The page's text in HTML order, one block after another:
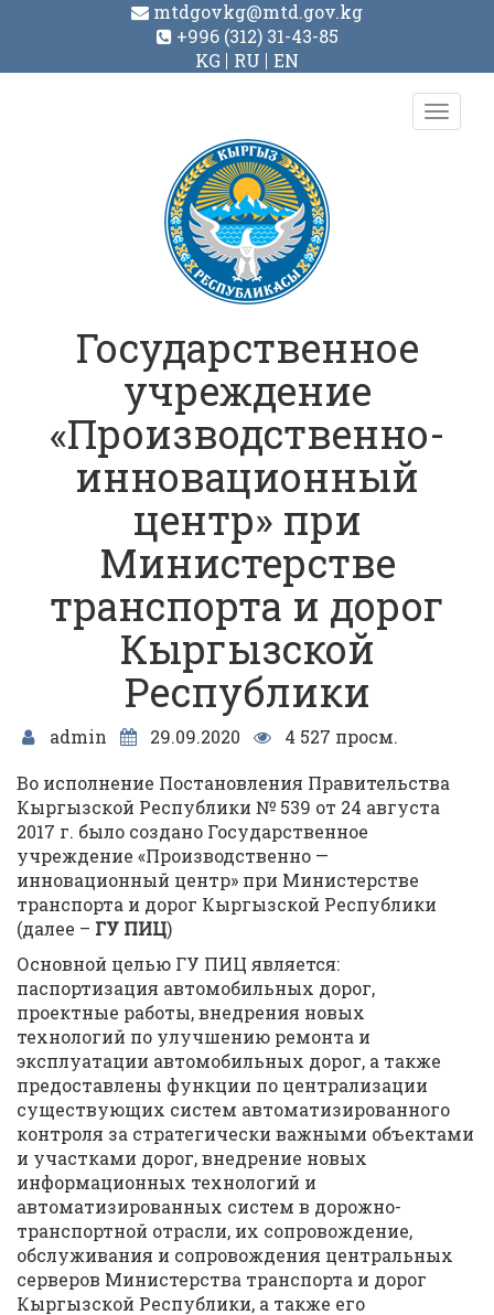
mtdgovkg@mtd.gov.kg
+996 (312) 31-43-85
KG
RU EN
Toggle
Государственное
учреждение
«Производственно-
инновационный
центр» при
Министерстве
транспорта и дорог
Кыргызской
Республики
admin 29.09.2020
4 527 просм.
Во исполнение Постановления Правительства
Кыргызской Республики № 539 от 24 августа
2017 г. было создано Государственное
учреждение «Производственно —
инновационный центр» при Министерстве
транспорта и дорог Кыргызской Республики
(далее – ГУ ПИЦ)
Основной целью ГУ ПИЦ является:
паспортизация автомобильных дорог,
проектные работы, внедрения новых
технологий по улучшению ремонта и
эксплуатации автомобильных дорог, а также
предоставлены функции по централизации
существующих систем автоматизированного
контроля за стратегически важными объектами
и участками дорог, внедрение новых
информационных технологий и
автоматизированных систем в дорожно-
транспортной отрасли, их сопровождение,
обслуживания и сопровождения центральных
серверов Министерства транспорта и дорог
Кыргызской Республики, а также его